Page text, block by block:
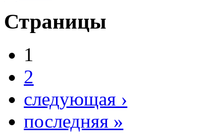
Страницы
1
2
следующая ›
последняя »